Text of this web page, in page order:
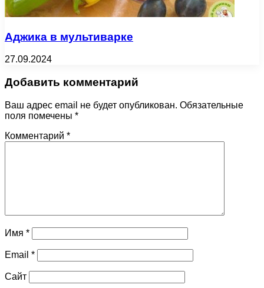
Аджика в мультиварке
27.09.2024
Добавить комментарий
Ваш адрес email не будет опубликован. Обязательные
поля помечены *
Комментарий *
Имя *
Email *
Сайт